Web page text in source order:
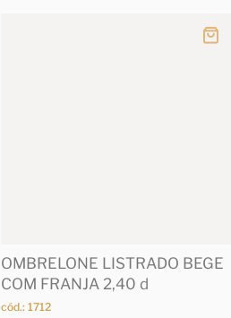
OMBRELONE LISTRADO BEGE
COM FRANJA 2,40 d
cód.: 1712